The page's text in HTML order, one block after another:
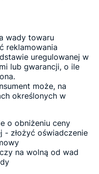
wady towaru
reklamowania
uregulowanej w
lub gwarancji, o ile
może, na
określonych w
o obniżeniu ceny
- złożyć oświadczenie
na wolną od wad